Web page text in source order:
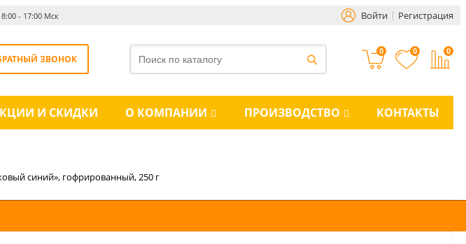
- 17:00 Мск Войти Регистрация
ЗВОНОК
0 0 0
И СКИДКИ О КОМПАНИИ ПРОИЗВОДСТВО КОНТАКТЫ
синий», гофрированный, 250 г